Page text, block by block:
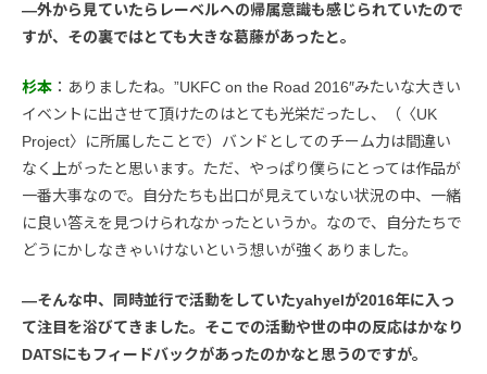
―外から見ていたらレーベルへの帰属意識も感じられていたので
すが、その裏ではとても大きな葛藤があったと。
杉本 ：ありましたね。”UKFC on the Road 2016″みたいな大きい
イベントに出させて頂けたのはとても光栄だったし、（〈UK
Project〉に所属したことで）バンドとしてのチーム力は間違い
なく上がったと思います。ただ、やっぱり僕らにとっては作品が
一番大事なので。自分たちも出口が見えていない状況の中、一緒
に良い答えを見つけられなかったというか。なので、自分たちで
どうにかしなきゃいけないという想いが強くありました。
―そんな中、同時並行で活動をしていたyahyelが2016年に入っ
て注目を浴びてきました。そこでの活動や世の中の反応はかなり
DATSにもフィードバックがあったのかなと思うのですが。